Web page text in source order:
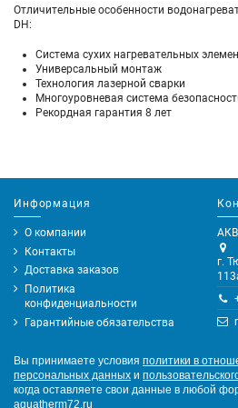
Отличительные особенности
DH:
Система сухих нагревательных
Универсальный монтаж
Технология лазерной сварки
Многоуровневая система
Рекордная гарантия 8 лет
Информация
О компании
Контакты
Доставка заказов
Политика
конфиденциальности
Гарантийные обязательства
г.
Вы принимаете условия политики в
персональных данных и
когда оставляете свои данные в любой
aquatherm72.ru